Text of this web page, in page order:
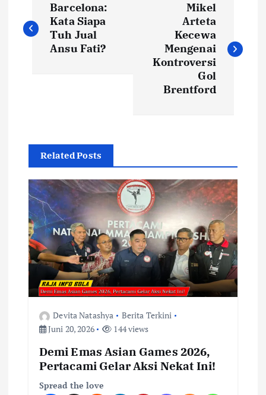
a
a
s
p
o
s
Barcelona:
Kata Siapa
Tuh Jual
Ansu Fati?
Mikel
Arteta
Kecewa
Mengenai
Kontroversi
Gol
Brentford
Related Posts
Devita Natashya
Berita Terkini
Juni 20, 2026
144 views
Demi Emas Asian Games 2026,
Pertacami Gelar Aksi Nekat Ini!
Spread the love